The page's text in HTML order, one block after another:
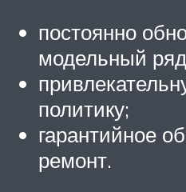
постоянно
модельный
политику;
гарантийное
ремонт.